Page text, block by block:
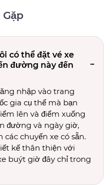
có thể đặt vé xe
đường này đến
nhập vào trang
gia cụ thể mà bạn
lên và điểm xuống
đường và ngày giờ,
các chuyến xe có sẵn.
kế thân thiện với
buýt giờ đây chỉ trong